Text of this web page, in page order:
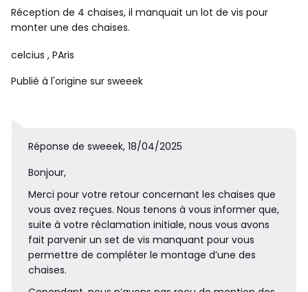
Réception de 4 chaises, il manquait un lot de vis pour
monter une des chaises.
celcius , PAris
Publié à l'origine sur sweeek
Réponse de sweeek, 18/04/2025
Bonjour,
Merci pour votre retour concernant les chaises que
vous avez reçues. Nous tenons à vous informer que,
suite à votre réclamation initiale, nous vous avons
fait parvenir un set de vis manquant pour vous
permettre de compléter le montage d’une des
chaises.